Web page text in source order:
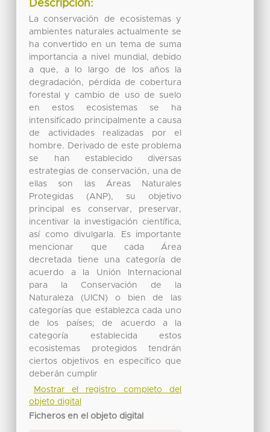
Descripción:
La conservación de ecosistemas y
ambientes naturales actualmente se
ha convertido en un tema de suma
importancia a nivel mundial, debido
a que, a lo largo de los años la
degradación, pérdida de cobertura
forestal y cambio de uso de suelo
en estos ecosistemas se ha
intensificado principalmente a causa
de actividades realizadas por el
hombre. Derivado de este problema
se han establecido diversas
estrategias de conservación, una de
ellas son las Áreas Naturales
Protegidas (ANP), su objetivo
principal es conservar, preservar,
incentivar la investigación científica,
así como divulgarla. Es importante
mencionar que cada Área
decretada tiene una categoría de
acuerdo a la Unión Internacional
para la Conservación de la
Naturaleza (UICN) o bien de las
categorías que establezca cada uno
de los países; de acuerdo a la
categoría establecida estos
ecosistemas protegidos tendrán
ciertos objetivos en específico que
deberán cumplir
Mostrar el registro completo del
objeto digital
Ficheros en el objeto digital